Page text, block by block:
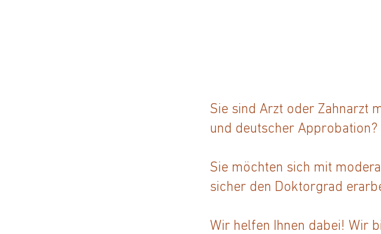
Sie sind Arzt oder Zahnarzt
und deutscher Approbation?
Sie möchten sich mit
sicher den Doktorgrad
Wir helfen Ihnen dabei! Wir